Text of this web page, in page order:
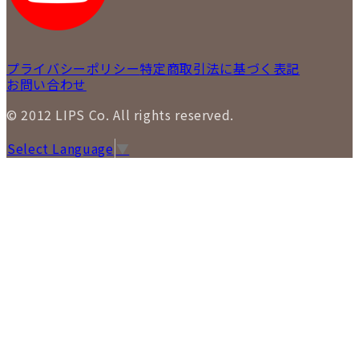
プライバシーポリシー特定商取引法に基づく表記
お問い合わせ
© 2012 LIPS Co. All rights reserved.
Select Language ▼